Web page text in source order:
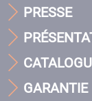
PRESSE
GARANTIE